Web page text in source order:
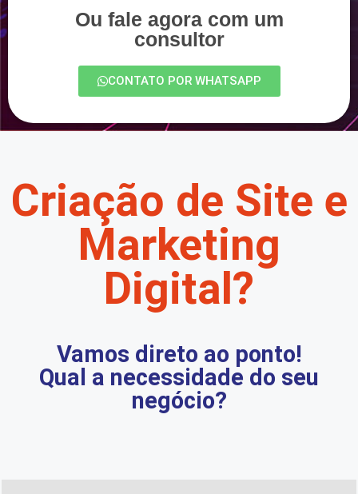
Ou fale agora com um
consultor
CONTATO POR WHATSAPP
Criação de Site e
Marketing
Digital?
Vamos direto ao ponto!
Qual a necessidade do seu
negócio?